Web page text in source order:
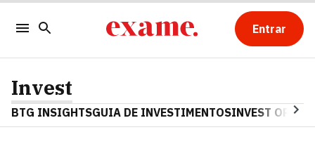
Entrar
Invest
BTG INSIGHTSGUIA DE INVESTIMENTOSINVEST OPINA